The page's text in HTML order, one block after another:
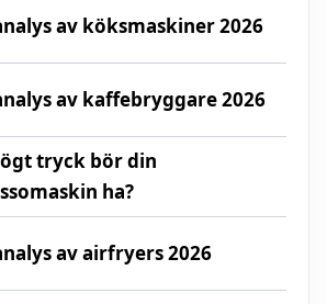
av köksmaskiner 2026
av kaffebryggare 2026
tryck bör din
ha?
av airfryers 2026